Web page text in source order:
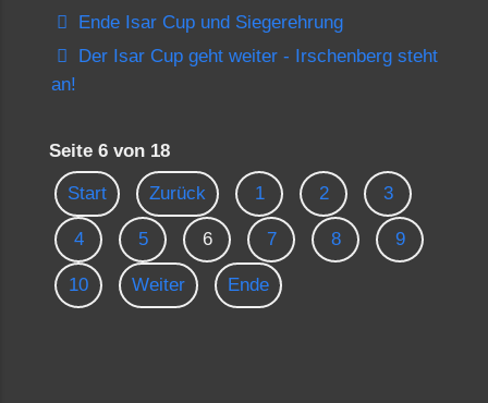
Ende Isar Cup und Siegerehrung
Der Isar Cup geht weiter - Irschenberg steht
an!
Seite 6 von 18
Start Zurück 1 2 3
4 5 6 7 8 9
10 Weiter Ende